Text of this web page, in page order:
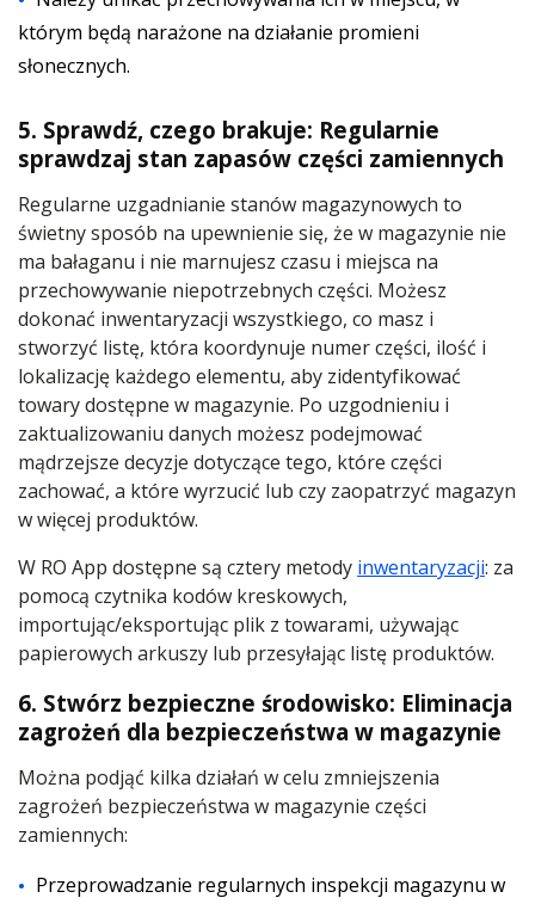
którym będą narażone na działanie promieni
słonecznych.
5. Sprawdź, czego brakuje: Regularnie
sprawdzaj stan zapasów części zamiennych
Regularne uzgadnianie stanów magazynowych to
świetny sposób na upewnienie się, że w magazynie nie
ma bałaganu i nie marnujesz czasu i miejsca na
przechowywanie niepotrzebnych części. Możesz
dokonać inwentaryzacji wszystkiego, co masz i
stworzyć listę, która koordynuje numer części, ilość i
lokalizację każdego elementu, aby zidentyfikować
towary dostępne w magazynie. Po uzgodnieniu i
zaktualizowaniu danych możesz podejmować
mądrzejsze decyzje dotyczące tego, które części
zachować, a które wyrzucić lub czy zaopatrzyć magazyn
w więcej produktów.
W RO App dostępne są cztery metody inwentaryzacji: za
pomocą czytnika kodów kreskowych,
importując/eksportując plik z towarami, używając
papierowych arkuszy lub przesyłając listę produktów.
6. Stwórz bezpieczne środowisko: Eliminacja
zagrożeń dla bezpieczeństwa w magazynie
Można podjąć kilka działań w celu zmniejszenia
zagrożeń bezpieczeństwa w magazynie części
zamiennych:
Przeprowadzanie regularnych inspekcji magazynu w